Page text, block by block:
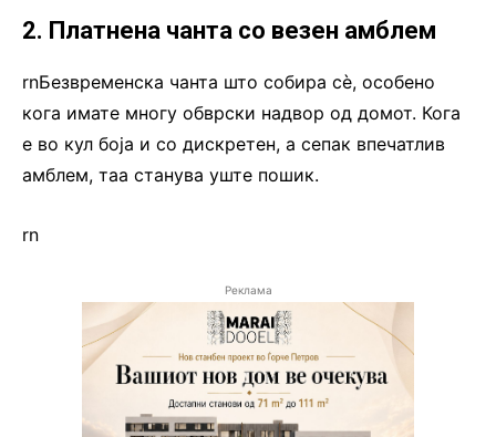
2. Платнена чанта со везен амблем
rnБезвременска чанта што собира сѐ, особено
кога имате многу обврски надвор од домот. Кога
е во кул боја и со дискретен, а сепак впечатлив
амблем, таа станува уште пошик.
rn
Реклама